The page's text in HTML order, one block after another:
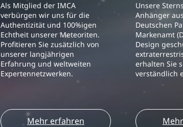
Als Mitglied der IMCA
verbürgen wir uns für die
Authentizität und 100%igen
Echtheit unserer Meteoriten.
Profitieren Sie zusätzlich von
unserer langjährigen
Erfahrung und weltweiten
Expertennetzwerken.
Mehr erfahren
Unsere
Anhänger
Deutschen
Markenamt
Design
erhalten Sie
verständlich